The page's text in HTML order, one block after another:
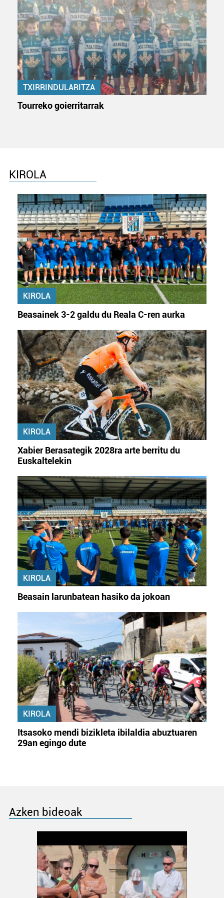
zerbitzuak hobetzeko asmoz, cookie teknologiaz
baliatzen gara. Ohar hau onartuz gero, teknologia hori
erabiltzeko baimen esplizitua ematen diguzu.Gehiago
irakurri
TXIRRINDULARITZA
Tourreko goierritarrak
KIROLA
KIROLA
Beasainek 3-2 galdu du Reala C-ren aurka
KIROLA
Xabier Berasategik 2028ra arte berritu du
Euskaltelekin
KIROLA
Beasain larunbatean hasiko da jokoan
KIROLA
Itsasoko mendi bizikleta ibilaldia abuztuaren
29an egingo dute
Azken bideoak